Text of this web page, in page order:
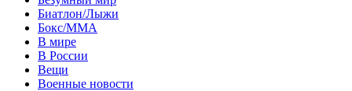
Биатлон/Лыжи
Бокс/MMA
В мире
В России
Вещи
Военные новости